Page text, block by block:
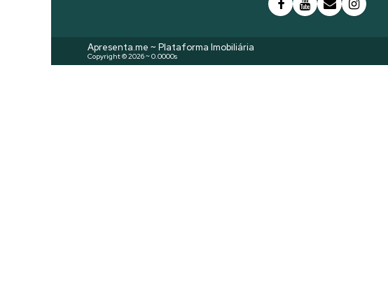
Apresenta.me ~ Plataforma Imobiliária
Copyright © 2026 ~ 0.0000s